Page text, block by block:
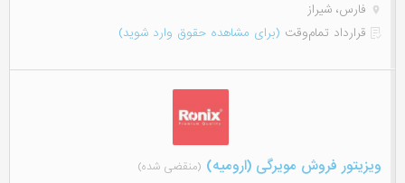
فارس، شیراز
قرارداد تمام‌وقت (برای مشاهده حقوق وارد شوید)
ویزیتور فروش مویرگی (ارومیه) (منقضی شده)